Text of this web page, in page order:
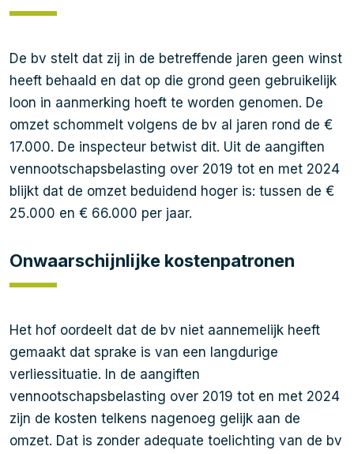
De bv stelt dat zij in de betreffende jaren geen winst
heeft behaald en dat op die grond geen gebruikelijk
loon in aanmerking hoeft te worden genomen. De
omzet schommelt volgens de bv al jaren rond de €
17.000. De inspecteur betwist dit. Uit de aangiften
vennootschapsbelasting over 2019 tot en met 2024
blijkt dat de omzet beduidend hoger is: tussen de €
25.000 en € 66.000 per jaar.
Onwaarschijnlijke kostenpatronen
Het hof oordeelt dat de bv niet aannemelijk heeft
gemaakt dat sprake is van een langdurige
verliessituatie. In de aangiften
vennootschapsbelasting over 2019 tot en met 2024
zijn de kosten telkens nagenoeg gelijk aan de
omzet. Dat is zonder adequate toelichting van de bv